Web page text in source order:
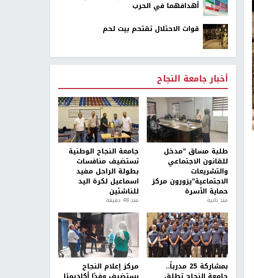
أهدافهما في الحرب
قوات الاحتلال تقتحم بيت لحم
أخبار جامعة النجاح
طلبة مساق "مدخل
للقانون الاجتماعي
والتشريعات
الاجتماعية"يزورون مركز
حماية الأسرة
منذ ثانية
جامعة النجاح الوطنية
تستضيف منافسات
بطولة الراحل مفيد
اسماعيل لكرة اليد
للناشئين
منذ 48 دقيقة
بمشاركة 25 مدرباً..
مركز إعلام النجاح